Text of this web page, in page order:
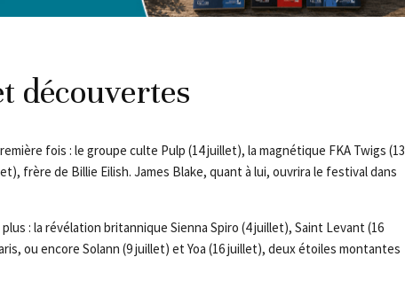
découvertes
fois : le groupe culte Pulp (14 juillet), la magnétique FKA Twigs (13
frère de Billie Eilish. James Blake, quant à lui, ouvrira le festival dans
: la révélation britannique Sienna Spiro (4 juillet), Saint Levant (16
ou encore Solann (9 juillet) et Yoa (16 juillet), deux étoiles montantes